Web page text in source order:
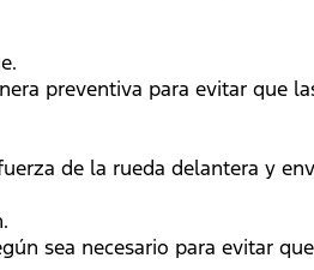
preventiva para evitar que
de la rueda delantera y
sea necesario para evitar